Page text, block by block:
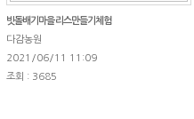
빗돌배기마을 리스만들기체험
다감농원
2021/06/11 11:09
조회 : 3685